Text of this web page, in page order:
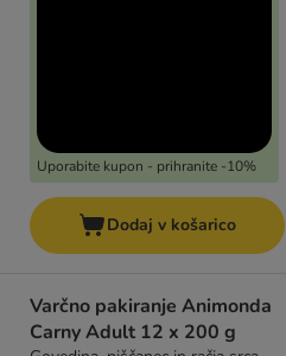
Uporabite kupon - prihranite -10%
Dodaj v košarico
Varčno pakiranje Animonda
Carny Adult 12 x 200 g